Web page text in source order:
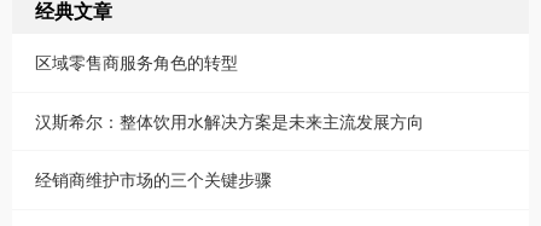
经典文章
区域零售商服务角色的转型
汉斯希尔：整体饮用水解决方案是未来主流发展方向
经销商维护市场的三个关键步骤